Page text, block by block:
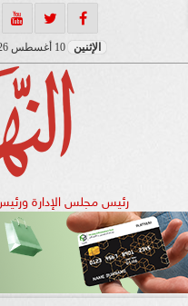
الإثنين 10 أغسطس 2026
رئيس مجلس الإدارة ورئيس